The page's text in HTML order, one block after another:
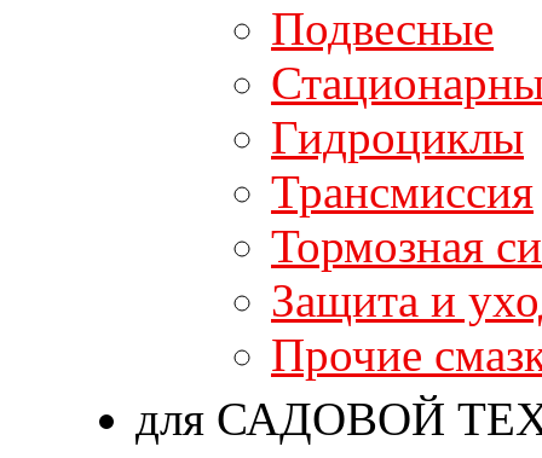
Подвесные
Гидроциклы
Трансмиссия
Тормозная
Защита и
Прочие
для САДОВОЙ